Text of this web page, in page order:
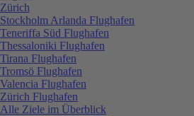
Zürich
Stockholm Arlanda Flughafen
Teneriffa Süd Flughafen
Thessaloniki Flughafen
Tirana Flughafen
Tromsö Flughafen
Valencia Flughafen
Zürich Flughafen
Alle Ziele im Überblick